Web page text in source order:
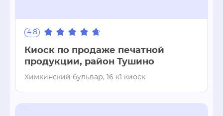
4.8
Киоск по продаже печатной
продукции, район Тушино
Химкинский бульвар, 16 к1 киоск